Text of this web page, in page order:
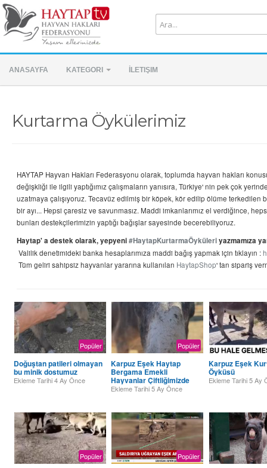
ANASAYFA KATEGORI İLETIŞIM
Kurtarma Öykülerimiz
HAYTAP Hayvan Hakları Federasyonu olarak, toplumda hayvan hakları
değişkliği ile ilgili yaptığımız çalışmaların yanısıra, Türkiye' nin pek çok
uzatmaya çalışıyoruz. Tecavüz edilmiş bir köpek, kör edilip ölüme terkedilen
bir ayı... Hepsi çaresiz ve savunmasız. Maddi imkanlarımız el verdiğince,
bunları destekçilerimizin yaptığı bağışlar sayesinde becerebiliyoruz.
Haytap' a destek olarak, yepyeni#HaytapKurtarmaÖyküleriyazmamıza
Valilik denetimideki banka hesaplarımıza maddi bağış yapmak için tıklayın :
Tüm geliri sahipsiz hayvanlar yararına kullanılan HaytapShop' tan sipariş
Popüler
Doğuştan patileri olmayan
bu minik dostumuz
Ekleme Tarihi4 Ay Önce
Popüler
Karpuz Eşek Haytap
Bergama Emekli
Hayvanlar Çiftliğimizde
Ekleme Tarihi5 Ay Önce
Karpuz Eşek
Öyküsü
Ekleme Tarihi5 Ay
Popüler Popüler